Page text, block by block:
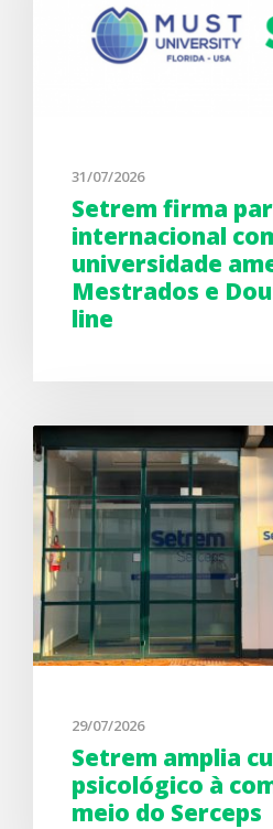
31/07/2026
Setrem firma
internacional
universidade
Mestrados e
line
29/07/2026
Setrem amplia
psicológico à
meio do Serceps